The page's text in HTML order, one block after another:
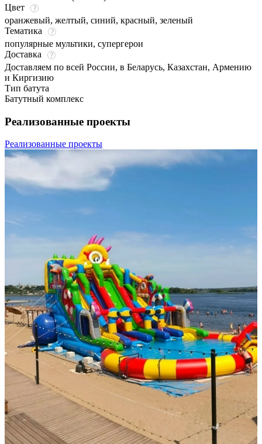
Цвет
оранжевый, желтый, синий, красный, зеленый
Тематика
популярные мультики, супергерои
Доставка
Доставляем по всей России, в Беларусь, Казахстан, Армению
и Киргизию
Тип батута
Батутный комплекс
Реализованные проекты
Реализованные проекты